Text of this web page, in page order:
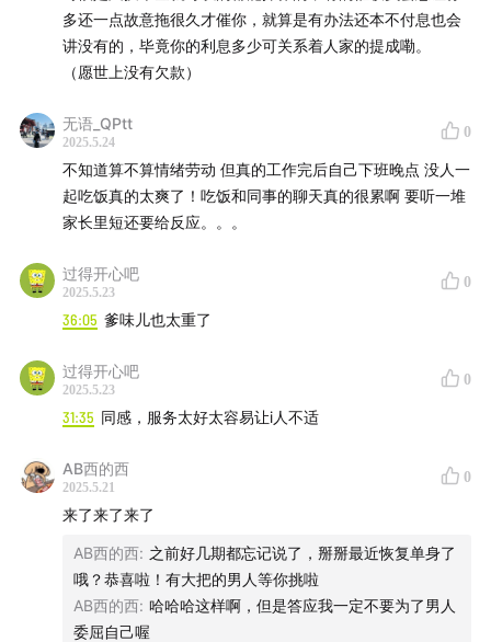
多还一点故意拖很久才催你，就算是有办法还本不付息也会
讲没有的，毕竟你的利息多少可关系着人家的提成嘞。
（愿世上没有欠款）
无语_QPtt
2025.5.24
0
不知道算不算情绪劳动 但真的工作完后自己下班晚点 没人一
起吃饭真的太爽了！吃饭和同事的聊天真的很累啊 要听一堆
家长里短还要给反应。。。
过得开心吧
2025.5.23
0
36:05 爹味儿也太重了
过得开心吧
2025.5.23
0
31:35 同感，服务太好太容易让i人不适
AB西的西
2025.5.21
0
来了来了来了
AB西的西: 之前好几期都忘记说了，掰掰最近恢复单身了
哦？恭喜啦！有大把的男人等你挑啦
AB西的西: 哈哈哈这样啊，但是答应我一定不要为了男人
委屈自己喔